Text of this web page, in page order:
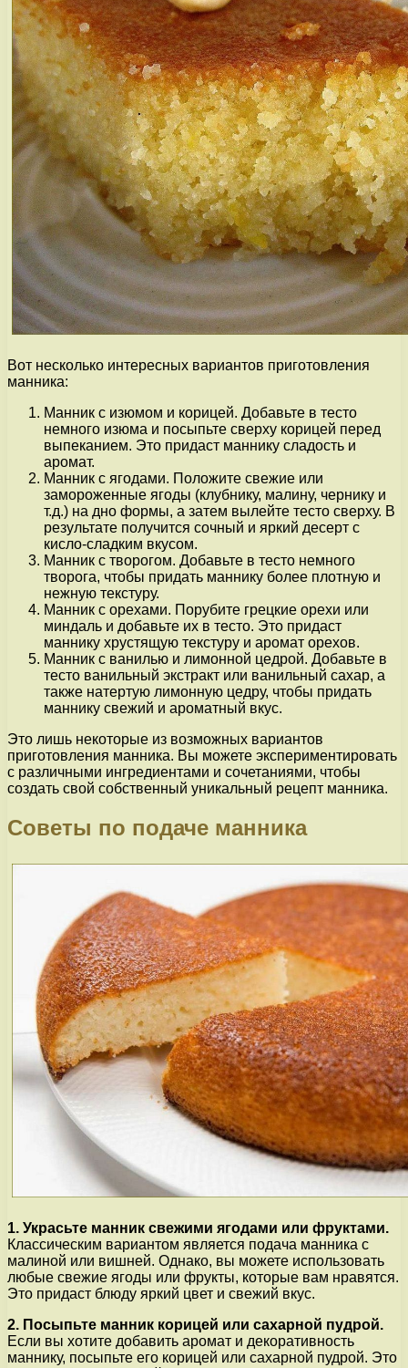
Вот несколько интересных вариантов приготовления
манника:
Манник с изюмом и корицей. Добавьте в тесто
немного изюма и посыпьте сверху корицей перед
выпеканием. Это придаст маннику сладость и
аромат.
Манник с ягодами. Положите свежие или
замороженные ягоды (клубнику, малину, чернику и
т.д.) на дно формы, а затем вылейте тесто сверху. В
результате получится сочный и яркий десерт с
кисло-сладким вкусом.
Манник с творогом. Добавьте в тесто немного
творога, чтобы придать маннику более плотную и
нежную текстуру.
Манник с орехами. Порубите грецкие орехи или
миндаль и добавьте их в тесто. Это придаст
маннику хрустящую текстуру и аромат орехов.
Манник с ванилью и лимонной цедрой. Добавьте в
тесто ванильный экстракт или ванильный сахар, а
также натертую лимонную цедру, чтобы придать
маннику свежий и ароматный вкус.
Это лишь некоторые из возможных вариантов
приготовления манника. Вы можете экспериментировать
с различными ингредиентами и сочетаниями, чтобы
создать свой собственный уникальный рецепт манника.
Советы по подаче манника
1. Украсьте манник свежими ягодами или фруктами.
Классическим вариантом является подача манника с
малиной или вишней. Однако, вы можете использовать
любые свежие ягоды или фрукты, которые вам нравятся.
Это придаст блюду яркий цвет и свежий вкус.
2. Посыпьте манник корицей или сахарной пудрой.
Если вы хотите добавить аромат и декоративность
маннику, посыпьте его корицей или сахарной пудрой. Это